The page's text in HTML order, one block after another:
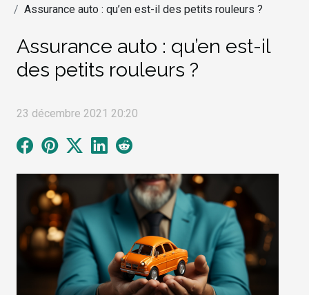
Assurance auto : qu’en est-il des petits rouleurs ?
Assurance auto : qu’en est-il
des petits rouleurs ?
23 décembre 2021 20:20